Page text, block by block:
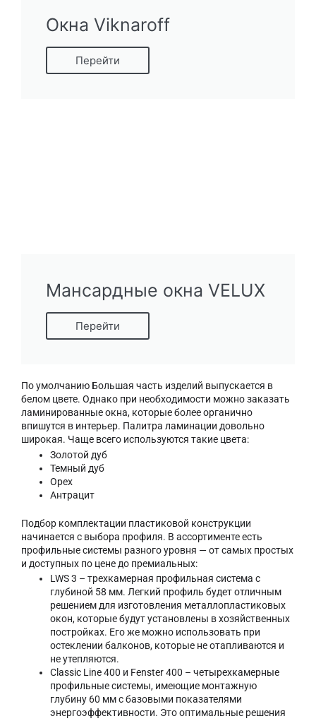
Окна Viknaroff
Перейти
Мансардные окна VELUX
Перейти
По умолчанию Большая часть изделий выпускается в
белом цвете. Однако при необходимости можно заказать
ламинированные окна, которые более органично
впишутся в интерьер. Палитра ламинации довольно
широкая. Чаще всего используются такие цвета:
Золотой дуб
Темный дуб
Орех
Антрацит
Подбор комплектации пластиковой конструкции
начинается с выбора профиля. В ассортименте есть
профильные системы разного уровня — от самых простых
и доступных по цене до премиальных:
LWS 3 – трехкамерная профильная система с
глубиной 58 мм. Легкий профиль будет отличным
решением для изготовления металлопластиковых
окон, которые будут установлены в хозяйственных
постройках. Его же можно использовать при
остеклении балконов, которые не отапливаются и
не утепляются.
Classic Line 400 и Fenster 400 – четырехкамерные
профильные системы, имеющие монтажную
глубину 60 мм с базовыми показателями
энергоэффективности. Это оптимальные решения